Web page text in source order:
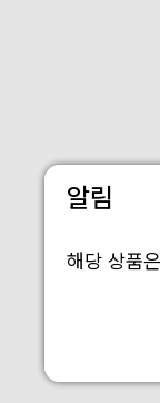
알림
해당 상품